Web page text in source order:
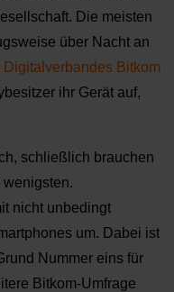
Die meisten
über Nacht an
Digitalverbandes Bitkom
ihr Gerät auf,
schließlich brauchen
nicht unbedingt
um. Dabei ist
Nummer eins für
Bitkom-Umfrage